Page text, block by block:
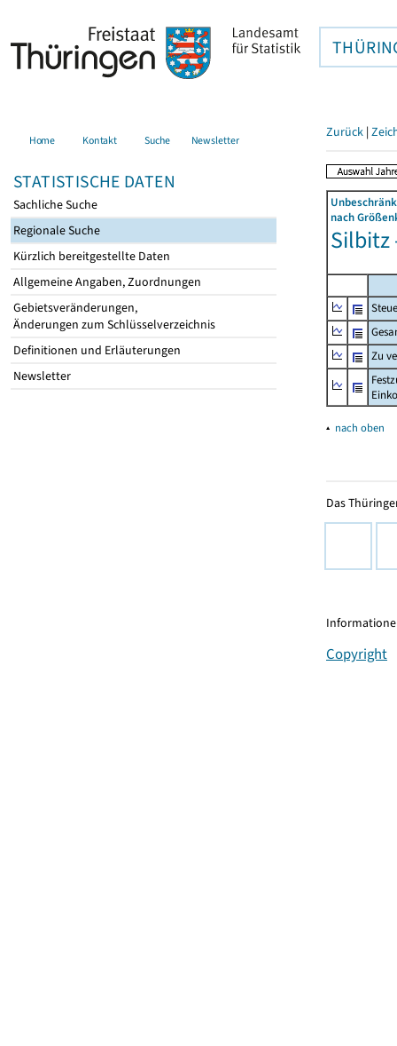
Home Kontakt Suche Newsletter
STATISTISCHE DATEN
Sachliche Suche
Regionale Suche
Kürzlich bereitgestellte Daten
Allgemeine Angaben, Zuordnungen
Gebietsveränderungen,
Änderungen zum Schlüsselverzeichnis
Definitionen und Erläuterungen
Newsletter
Zurück |
nach
Silbitz
Zu
▴ nach oben
Das
Copyright